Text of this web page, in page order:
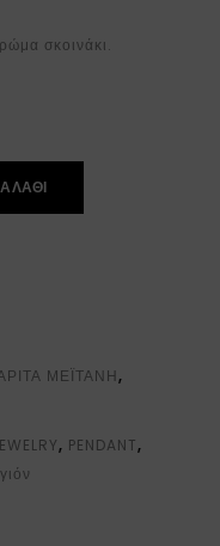
σκοινάκι.
ΜΕΪΤΑΝΗ,
, PENDANT,